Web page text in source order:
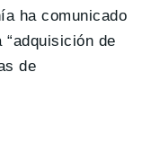
ha comunicado
de
de